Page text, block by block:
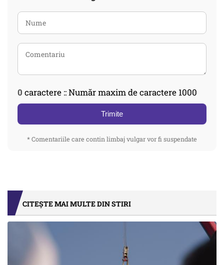
0 caractere :: Număr maxim de caractere 1000
Trimite
* Comentariile care contin limbaj vulgar vor fi suspendate
CITEȘTE MAI MULTE DIN STIRI